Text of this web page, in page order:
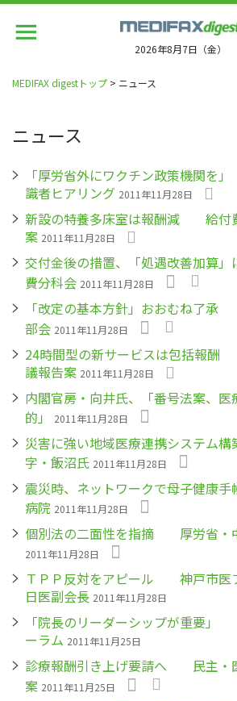
2026年8月7日（金）
MEDIFAX digestトップ > ニュース
ニュース
「厚労省外にワクチン政策機関
識者ヒアリング 2011年11月28日
新設の特養多床室は報酬減 給付
案 2011年11月28日
交付金後の措置、「処遇改善加
費分科会 2011年11月28日
「改定の基本方針」おおむね了
部会 2011年11月28日
24時間型の新サービスは包括報
議報告案 2011年11月28日
内閣官房・向井氏、「番号法案、医
的」
2011年11月28日
災害に強い地域医療連携システ
字・飯沼氏 2011年11月28日
震災時、ネットワークで母子健
病院 2011年11月28日
個別法の二面性を指摘 厚労省・
2011年11月28日
ＴＰＰ反対をアピール 神戸市医
日医副会長 2011年11月28日
「院長のリーダーシップが重要
ーラム 2011年11月25日
診療報酬引き上げ要請へ 民主・
案 2011年11月25日